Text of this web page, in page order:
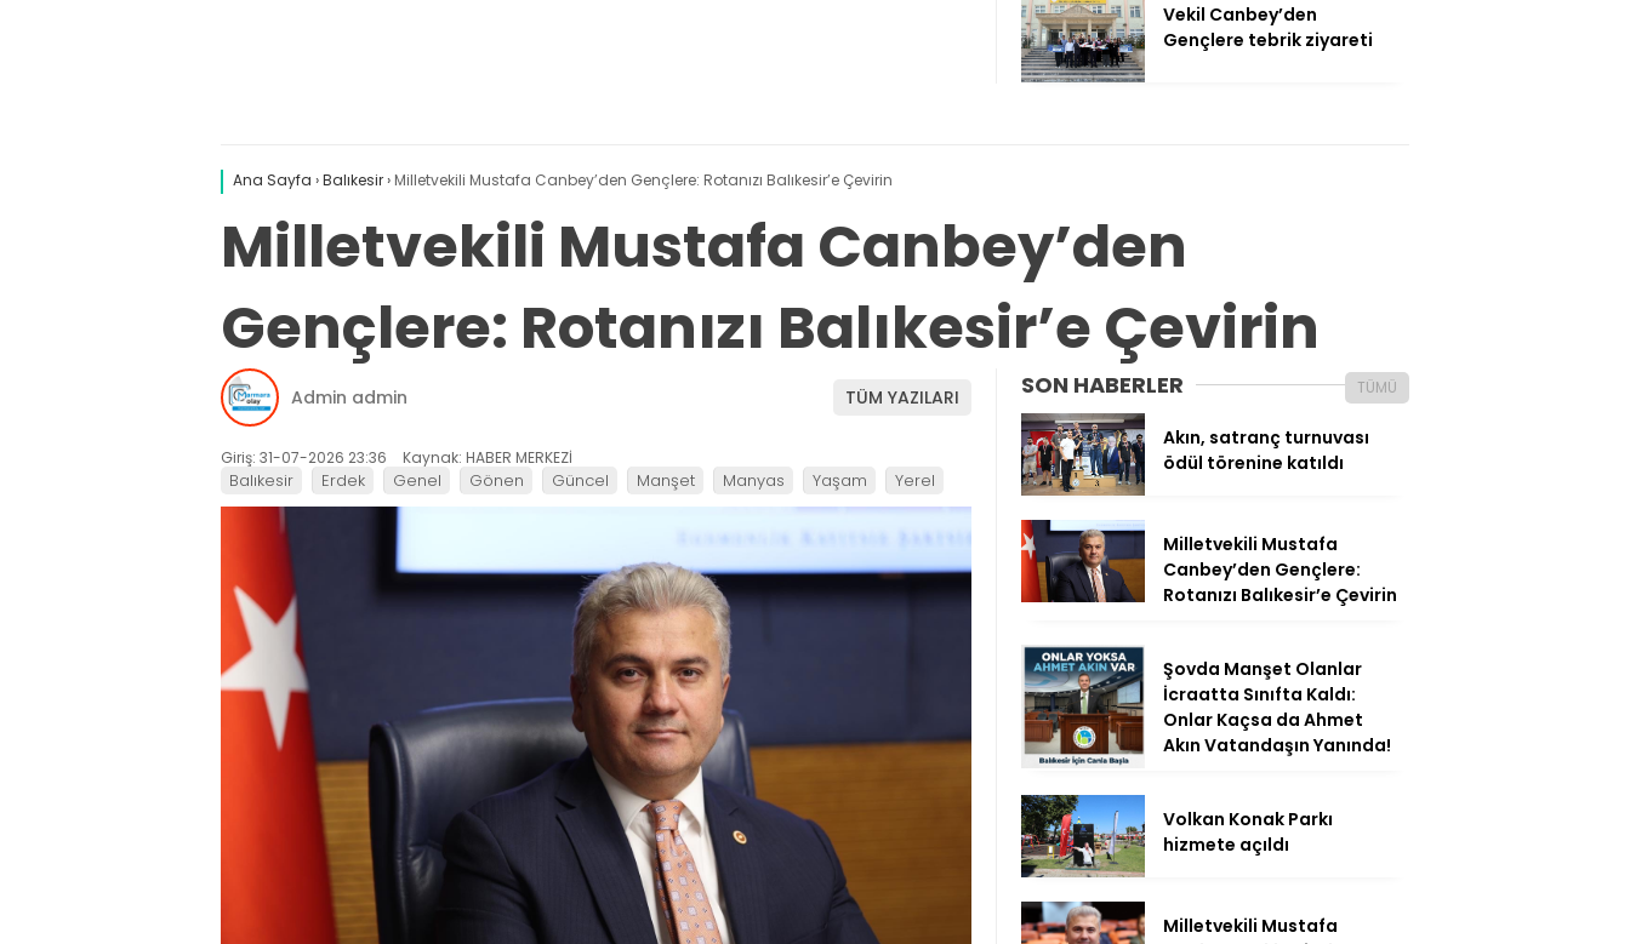
Vekil Canbey’den
Gençlere tebrik ziyareti
Ana Sayfa ›Balıkesir› Milletvekili Mustafa Canbey’den Gençlere: Rotanızı Balıkesir’e Çevirin
Milletvekili Mustafa Canbey’den
Gençlere: Rotanızı Balıkesir’e Çevirin
Admin admin TÜM YAZILARI
Giriş: 31-07-2026 23:36 Kaynak: HABER MERKEZİ
Balıkesir Erdek Genel Gönen Güncel Manşet Manyas Yaşam Yerel
SON HABERLER TÜMÜ
Akın, satranç turnuvası
ödül törenine katıldı
Milletvekili Mustafa
Canbey’den Gençlere:
Rotanızı Balıkesir’e Çevirin
Şovda Manşet Olanlar
İcraatta Sınıfta Kaldı:
Onlar Kaçsa da Ahmet
Akın Vatandaşın Yanında!
Volkan Konak Parkı
hizmete açıldı
Milletvekili Mustafa